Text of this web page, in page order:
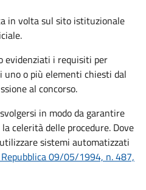
in volta sul sito istituzionale
evidenziati i requisiti per
uno o più elementi chiesti dal
al concorso.
in modo da garantire
celerità delle procedure. Dove
sistemi automatizzati
09/05/1994, n. 487,